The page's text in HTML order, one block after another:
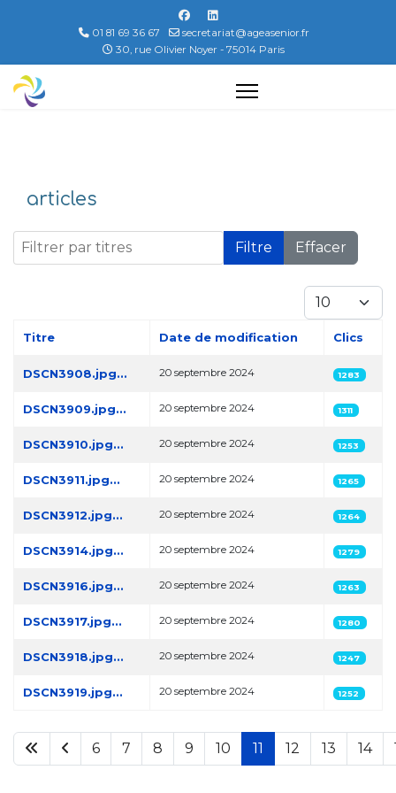
01 81 69 36 67
secretariat@ageasenior.fr
30, rue Olivier Noyer - 75014 Paris
articles
Filtrer par titres
Filtre Effacer
Afficher #
Titre Date de modification Clics
DSCN3908.jpg... 20 septembre 2024 1283
DSCN3909.jpg... 20 septembre 2024 1311
DSCN3910.jpg... 20 septembre 2024 1253
DSCN3911.jpg... 20 septembre 2024 1265
DSCN3912.jpg... 20 septembre 2024 1264
DSCN3914.jpg... 20 septembre 2024 1279
DSCN3916.jpg... 20 septembre 2024 1263
DSCN3917.jpg... 20 septembre 2024 1280
DSCN3918.jpg... 20 septembre 2024 1247
DSCN3919.jpg... 20 septembre 2024 1252
Page 11 sur 40
6 7 8 9 10 11 12 13 14